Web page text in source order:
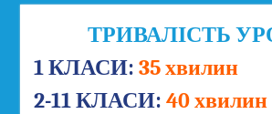
ТРИВАЛІСТЬ
1 КЛАСИ: 35 хвилин
2-11 КЛАСИ: 40 хвилин